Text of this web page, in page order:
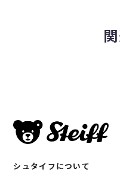
シュタイフについて